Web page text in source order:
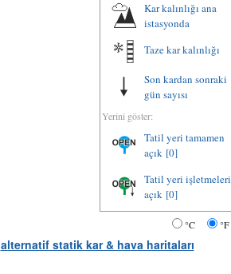
Kar kalınlığı ana
istasyonda
Taze kar kalınlığı
Son kardan sonraki
gün sayısı
Yerini göster:
Tatil yeri tamamen
açık [0]
Tatil yeri işletmeleri
açık [0]
°C °F
alternatif statik kar & hava haritaları